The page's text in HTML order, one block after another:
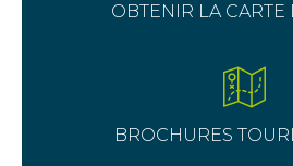
OBTENIR LA CARTE
BROCHURES